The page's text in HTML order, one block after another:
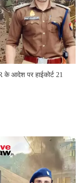
के आदेश पर हाईकोर्ट 21